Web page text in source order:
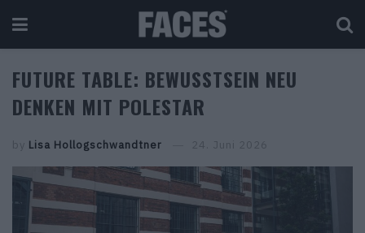
FUTURE TABLE: BEWUSSTSEIN NEU
DENKEN MIT POLESTAR
by Lisa Hollogschwandtner 24. Juni 2026